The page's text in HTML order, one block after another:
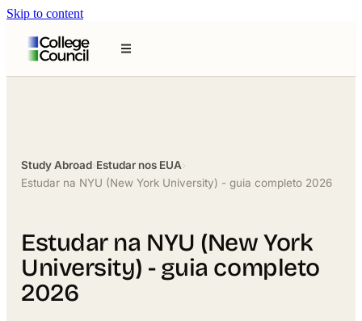
Skip to content
Study Abroad›Estudar nos EUA›
Estudar na NYU (New York University) - guia completo 2026
Estudar na NYU (New York
University) - guia completo
2026